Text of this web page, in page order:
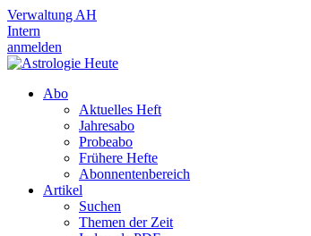
Verwaltung AH
Intern
anmelden
Abo
Aktuelles Heft
Jahresabo
Probeabo
Frühere Hefte
Abonnentenbereich
Artikel
Suchen
Themen der Zeit